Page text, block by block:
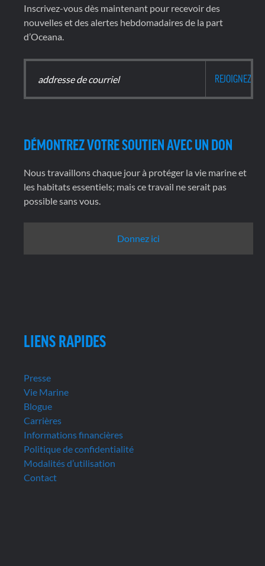
Inscrivez-vous dès maintenant pour recevoir des
nouvelles et des alertes hebdomadaires de la part
d’Oceana.
DÉMONTREZ VOTRE SOUTIEN AVEC UN DON
Nous travaillons chaque jour à protéger la vie marine et
les habitats essentiels; mais ce travail ne serait pas
possible sans vous.
Donnez ici
LIENS RAPIDES
Presse
Vie Marine
Blogue
Carrières
Informations financières
Politique de confidentialité
Modalités d’utilisation
Contact